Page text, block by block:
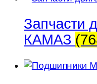
Запчасти
КАМАЗ